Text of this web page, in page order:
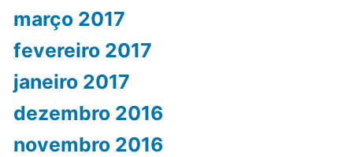
março 2017
fevereiro 2017
janeiro 2017
dezembro 2016
novembro 2016